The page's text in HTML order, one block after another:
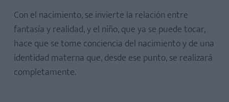
Con el nacimiento, se invierte la relación entre
fantasía y realidad, y el niño, que ya se puede tocar,
hace que se tome conciencia del nacimiento y de una
identidad materna que, desde ese punto, se realizará
completamente.